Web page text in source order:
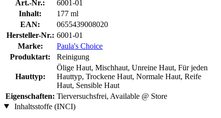
Art.-Nr.:
6001-01
Inhalt:
177 ml
EAN:
0655439008020
Hersteller-Nr.: 6001-01
Marke:
Paula's Choice
Produktart:
Reinigung
Hauttyp:
Ölige Haut, Mischhaut, Unreine Haut, Für jeden
Hauttyp, Trockene Haut, Normale Haut, Reife
Haut, Sensible Haut
Eigenschaften: Tierversuchsfrei, Available @ Store
Inhaltsstoffe (INCI)